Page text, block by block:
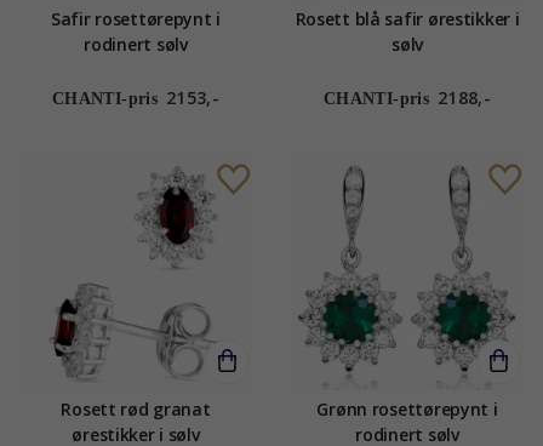
Safir rosettørepynt i
rodinert sølv
CHANTI-pris 2153,-
Rosett blå safir ørestikker i
sølv
CHANTI-pris 2188,-
Rosett rød granat
ørestikker i sølv
Grønn rosettørepynt i
rodinert sølv